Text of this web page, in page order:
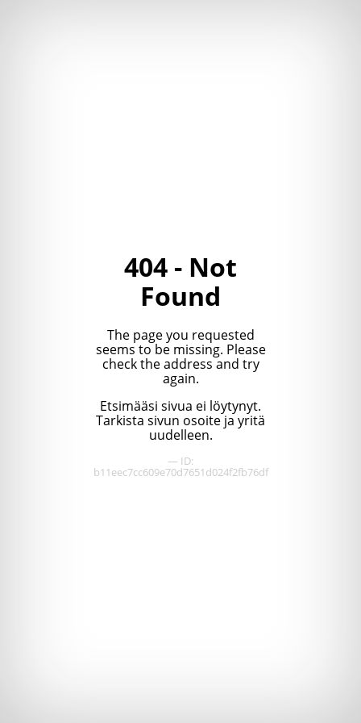
404 - Not
Found
The page you requested
seems to be missing. Please
check the address and try
again.
Etsimääsi sivua ei löytynyt.
Tarkista sivun osoite ja yritä
uudelleen.
— ID:
b11eec7cc609e70d7651d024f2fb76df